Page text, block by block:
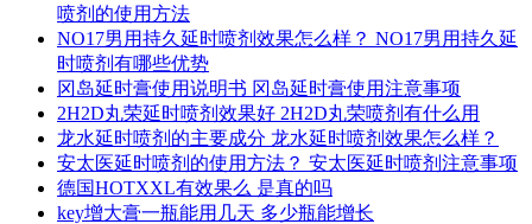
喷剂的使用方法
NO17男用持久延时喷剂效果怎么样？ NO17男用持久延
时喷剂有哪些优势
冈岛延时膏使用说明书 冈岛延时膏使用注意事项
2H2D丸荣延时喷剂效果好 2H2D丸荣喷剂有什么用
龙水延时喷剂的主要成分 龙水延时喷剂效果怎么样？
安太医延时喷剂的使用方法？ 安太医延时喷剂注意事项
德国HOTXXL有效果么 是真的吗
key增大膏一瓶能用几天 多少瓶能增长